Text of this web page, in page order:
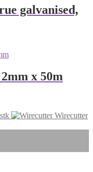
galvanised,
x 50m
Wirecutter